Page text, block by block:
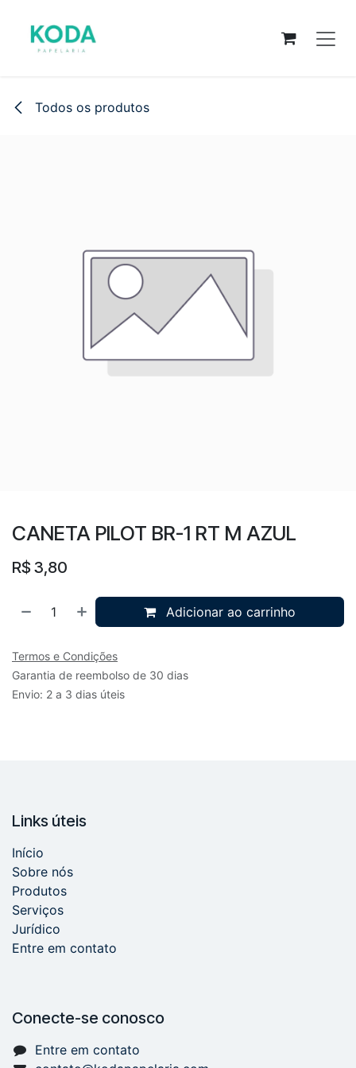
Todos os produtos
CANETA PILOT BR-1 RT M AZUL
R$ 3,80
Adicionar ao carrinho
Termos e Condições
Garantia de reembolso de 30 dias
Envio: 2 a 3 dias úteis
Links úteis
Início
Sobre nós
Produtos
Serviços
Jurídico
Entre em contato
Conecte-se conosco
Entre em contato